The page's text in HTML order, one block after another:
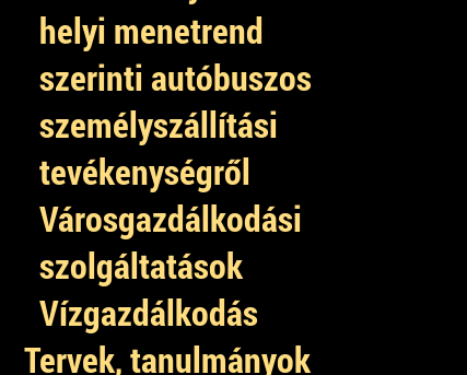
helyi menetrend
szerinti autóbuszos
személyszállítási
tevékenységről
Városgazdálkodási
szolgáltatások
Vízgazdálkodás
Tervek, tanulmányok